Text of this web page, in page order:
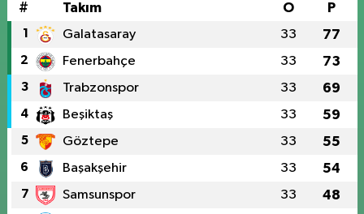
# Takım O P
1 Galatasaray 33 77
2 Fenerbahçe 33 73
3 Trabzonspor 33 69
4 Beşiktaş 33 59
5 Göztepe 33 55
6 Başakşehir 33 54
7 Samsunspor 33 48